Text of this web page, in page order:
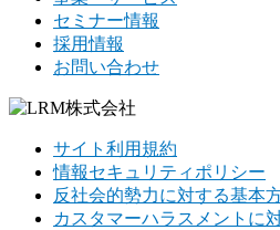
セミナー情報
採用情報
お問い合わせ
サイト利用規約
情報セキュリティポリシー
反社会的勢力に対する基本
カスタマーハラスメントに